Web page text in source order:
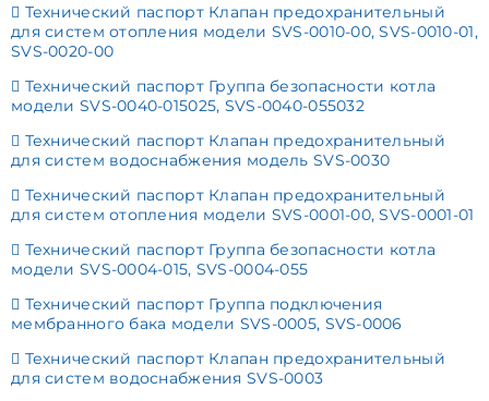
Технический паспорт Клапан предохранительный
для систем отопления модели SVS-0010-00, SVS-0010-01,
SVS-0020-00
Технический паспорт Группа безопасности котла
модели SVS-0040-015025, SVS-0040-055032
Технический паспорт Клапан предохранительный
для систем водоснабжения модель SVS-0030
Технический паспорт Клапан предохранительный
для систем отопления модели SVS-0001-00, SVS-0001-01
Технический паспорт Группа безопасности котла
модели SVS-0004-015, SVS-0004-055
Технический паспорт Группа подключения
мембранного бака модели SVS-0005, SVS-0006
Технический паспорт Клапан предохранительный
для систем водоснабжения SVS-0003